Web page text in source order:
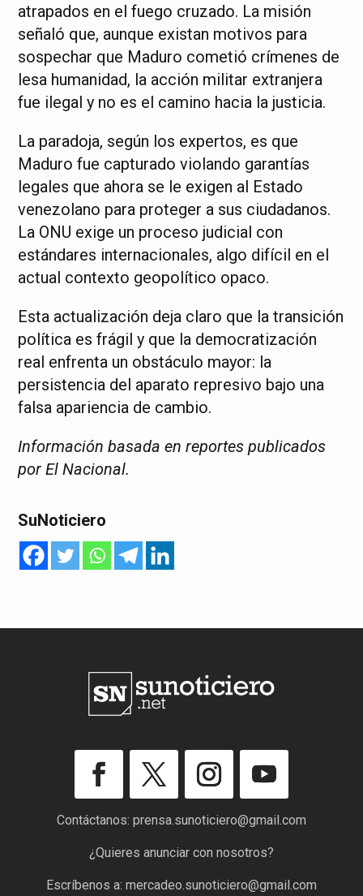
atrapados en el fuego cruzado. La misión
señaló que, aunque existan motivos para
sospechar que Maduro cometió crímenes de
lesa humanidad, la acción militar extranjera
fue ilegal y no es el camino hacia la justicia.
La paradoja, según los expertos, es que
Maduro fue capturado violando garantías
legales que ahora se le exigen al Estado
venezolano para proteger a sus ciudadanos.
La ONU exige un proceso judicial con
estándares internacionales, algo difícil en el
actual contexto geopolítico opaco.
Esta actualización deja claro que la transición
política es frágil y que la democratización
real enfrenta un obstáculo mayor: la
persistencia del aparato represivo bajo una
falsa apariencia de cambio.
Información basada en reportes publicados
por El Nacional.
SuNoticiero
Contáctanos: prensa.sunoticiero@gmail.com
¿Quieres anunciar con nosotros?
Escríbenos a: mercadeo.sunoticiero@gmail.com